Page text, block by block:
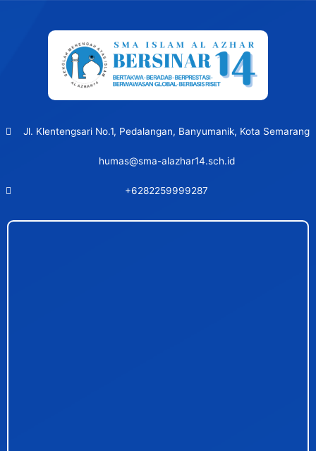
Jl. Klentengsari No.1, Pedalangan, Banyumanik, Kota Semarang
humas@sma-alazhar14.sch.id
+6282259999287